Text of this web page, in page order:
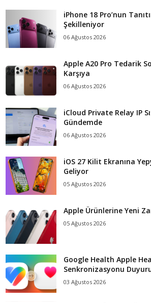
iPhone 18 Pro’nun
Şekilleniyor
06 Ağustos 2026
Apple A20 Pro Tedarik
Karşıya
06 Ağustos 2026
iCloud Private Relay IP
Gündemde
06 Ağustos 2026
iOS 27 Kilit Ekranına
Geliyor
05 Ağustos 2026
Apple Ürünlerine Yeni
05 Ağustos 2026
Google Health Apple
Senkronizasyonu
03 Ağustos 2026